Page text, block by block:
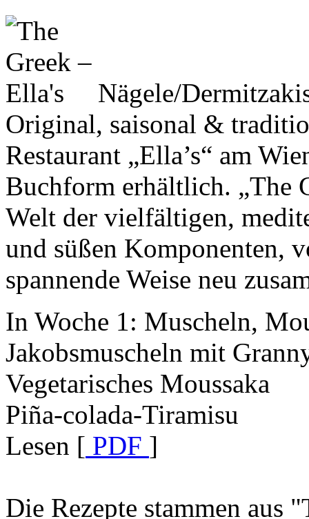
Nägele/
Original, saisonal &
Restaurant „Ella’s“ am
Buchform erhältlich. „The
Welt der vielfältigen,
und süßen Komponenten,
spannende Weise neu
In Woche 1: Muscheln,
Jakobsmuscheln mit
Vegetarisches Moussaka
Piña-colada-Tiramisu
Lesen [ PDF ]
Die Rezepte stammen aus